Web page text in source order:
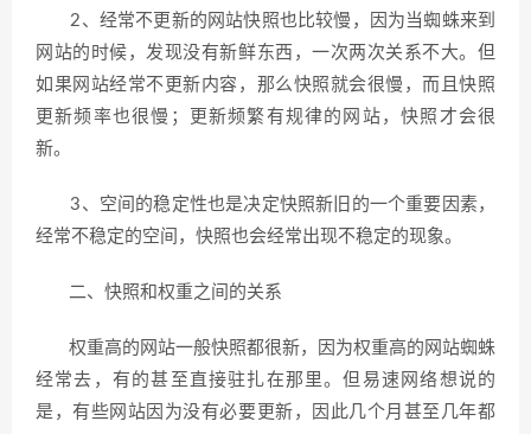
2、经常不更新的网站快照也比较慢，因为当蜘蛛来到
网站的时候，发现没有新鲜东西，一次两次关系不大。但
如果网站经常不更新内容，那么快照就会很慢，而且快照
更新频率也很慢；更新频繁有规律的网站，快照才会很
新。
3、空间的稳定性也是决定快照新旧的一个重要因素，
经常不稳定的空间，快照也会经常出现不稳定的现象。
二、快照和权重之间的关系
权重高的网站一般快照都很新，因为权重高的网站蜘蛛
经常去，有的甚至直接驻扎在那里。但易速网络想说的
是，有些网站因为没有必要更新，因此几个月甚至几年都